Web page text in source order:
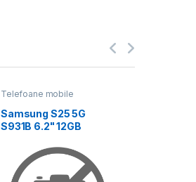
Telefoane mobile
Samsung S25 5G
S931B 6.2" 12GB
Shadow